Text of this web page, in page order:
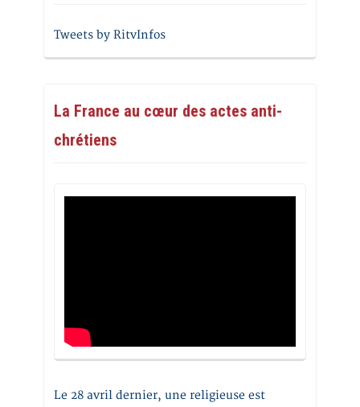
Tweets by RitvInfos
La France au cœur des actes anti-
chrétiens
Le 28 avril dernier, une religieuse est